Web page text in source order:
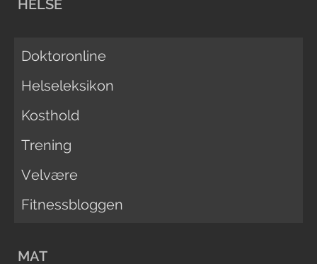
HELSE
Doktoronline
Helseleksikon
Kosthold
Trening
Velvære
Fitnessbloggen
MAT